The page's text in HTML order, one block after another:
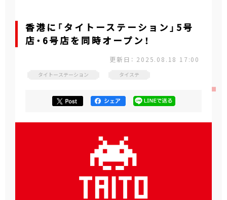
香港に「タイトーステーション」5号
店・6号店を同時オープン！
更新日： 2025.08.18 17:00
タイトーステーション タイステ